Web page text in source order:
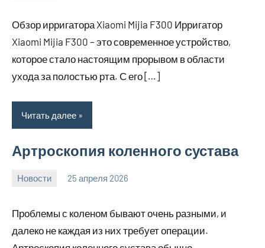
Обзор ирригатора Xiaomi Mijia F300 Ирригатор
Xiaomi Mijia F300 – это современное устройство,
которое стало настоящим прорывом в области
ухода за полостью рта. С его […]
Читать далее
Артроскопия коленного сустава
Новости 25 апреля 2026
Проблемы с коленом бывают очень разными, и
далеко не каждая из них требует операции.